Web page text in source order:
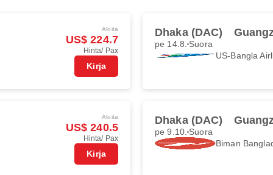
Aloita
US$ 224.7
Hinta/ Pax
Kirja
Dhaka (DAC)
pe 14.8. Suora
US-Bangla
Aloita
US$ 240.5
Hinta/ Pax
Kirja
Dhaka (DAC)
pe 9.10. Suora
Biman